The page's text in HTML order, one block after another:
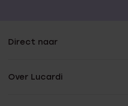
Direct naar
Over Lucardi